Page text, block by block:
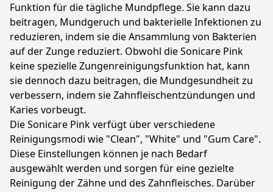
Funktion für die tägliche Mundpflege. Sie kann dazu
beitragen, Mundgeruch und bakterielle Infektionen zu
reduzieren, indem sie die Ansammlung von Bakterien
auf der Zunge reduziert. Obwohl die Sonicare Pink
keine spezielle Zungenreinigungsfunktion hat, kann
sie dennoch dazu beitragen, die Mundgesundheit zu
verbessern, indem sie Zahnfleischentzündungen und
Karies vorbeugt.
Die Sonicare Pink verfügt über verschiedene
Reinigungsmodi wie "Clean", "White" und "Gum Care".
Diese Einstellungen können je nach Bedarf
ausgewählt werden und sorgen für eine gezielte
Reinigung der Zähne und des Zahnfleisches. Darüber